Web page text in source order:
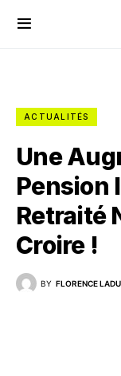
ACTUALITÉS
Une
Pension
Retraité
Croire !
BY FLORENCE